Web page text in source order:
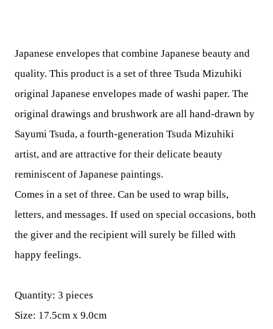
Japanese envelopes that combine Japanese beauty and
quality. This product is a set of three Tsuda Mizuhiki
original Japanese envelopes made of washi paper. The
original drawings and brushwork are all hand-drawn by
Sayumi Tsuda, a fourth-generation Tsuda Mizuhiki
artist, and are attractive for their delicate beauty
reminiscent of Japanese paintings.
Comes in a set of three. Can be used to wrap bills,
letters, and messages. If used on special occasions, both
the giver and the recipient will surely be filled with
happy feelings.
Quantity: 3 pieces
Size: 17.5cm x 9.0cm